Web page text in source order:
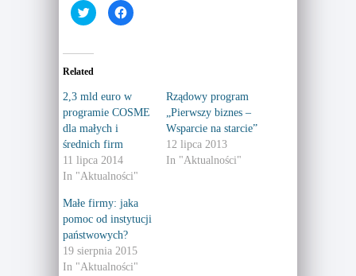
C
l
t
o
s
a
e
o
n
T
i
t
t
r
(
O
e
n
s
i
C
l
a
r
e
e
b
o
k
(
O
e
n
s
Related
2,3 mld euro w
programie COSME
dla małych i
średnich firm
11 lipca 2014
In "Aktualności"
Rządowy program
„Pierwszy biznes –
Wsparcie na starcie”
12 lipca 2013
In "Aktualności"
Małe firmy: jaka
pomoc od instytucji
państwowych?
19 sierpnia 2015
In "Aktualności"